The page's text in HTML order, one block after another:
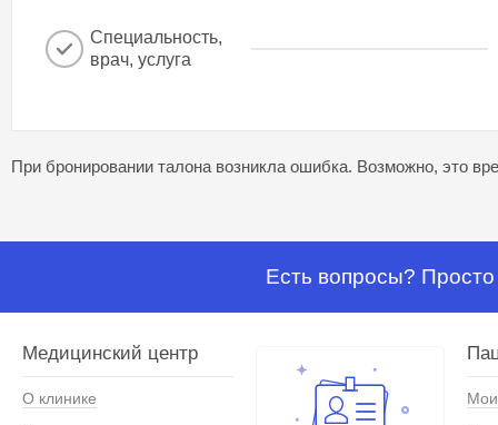
Специальность,
врач, услуга
При бронировании талона возникла ошибка. Возможно, это
Есть вопросы?
Медицинский центр
О клинике